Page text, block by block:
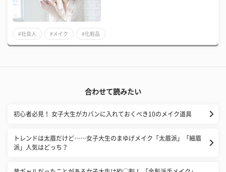
#社会人 #メイク #化粧品
合わせて読みたい
初心者必見！ 女子大生がカバンに入れておくべき10のメイク道具
トレンドは太眉だけど……女子大生のまゆげメイク「太眉派」「細眉
派」人気はどっち？